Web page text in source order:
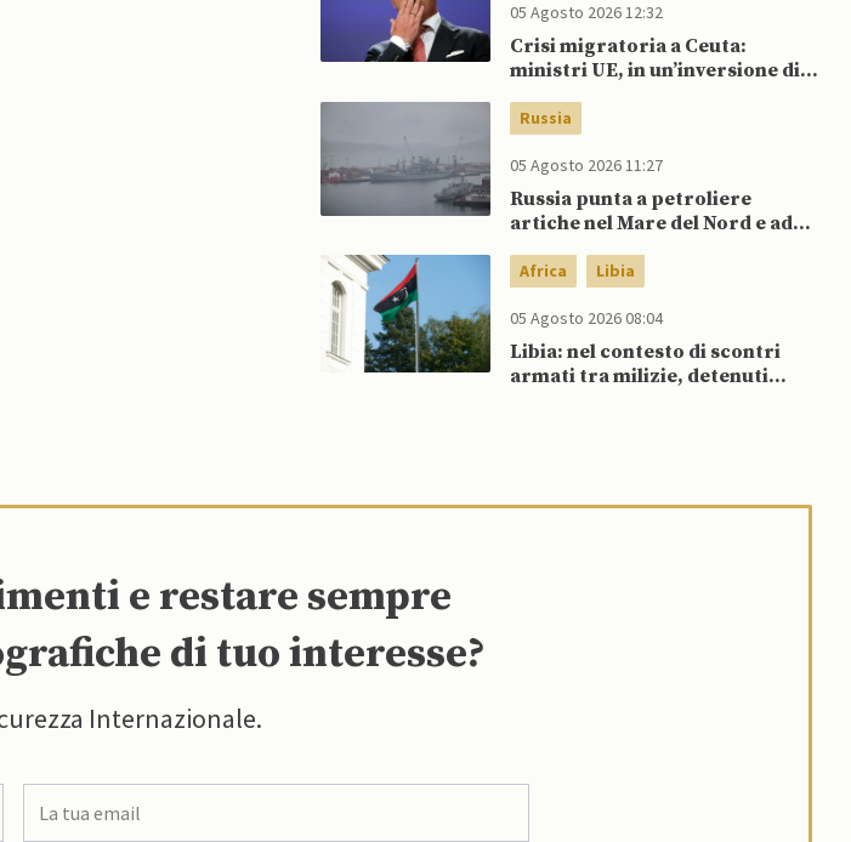
05 Agosto 2026 12:32
Crisi migratoria a Ceuta:
ministri UE, in un’inversione di
sostegno della Spagna
Russia
05 Agosto 2026 11:27
Russia punta a petroliere
artiche nel Mare del Nord e ad
aggirare sanzioni occidentali
Africa Libia
05 Agosto 2026 08:04
Libia: nel contesto di scontri
armati tra milizie, detenuti
e restare sempre
di tuo interesse?
Internazionale.